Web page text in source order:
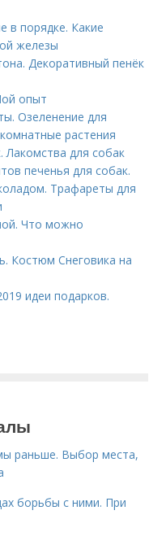
в порядке. Какие
железы
Декоративный пенёк
опыт
Озеленение для
растения
Лакомства для собак
печенья для собак.
Трафареты для
Что можно
Костюм Снеговика на
идеи подарков.
раньше. Выбор места,
борьбы с ними. При